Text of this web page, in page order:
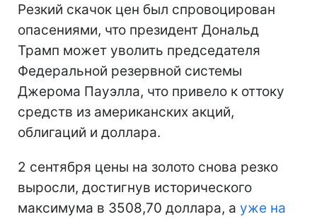
Резкий скачок цен был спровоцирован
опасениями, что президент Дональд
Трамп может уволить председателя
Федеральной резервной системы
Джерома Пауэлла, что привело к оттоку
средств из американских акций,
облигаций и доллара.
2 сентября цены на золото снова резко
выросли, достигнув исторического
максимума в 3508,70 доллара, а уже на